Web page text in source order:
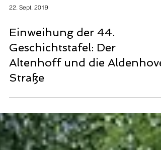
22. Sept. 2019
Einweihung der 44.
Geschichtstafel: Der
Altenhoff und die
Straße